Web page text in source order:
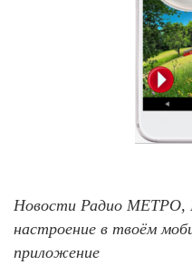
Новости Радио МЕТРО,
настроение в твоём
приложение